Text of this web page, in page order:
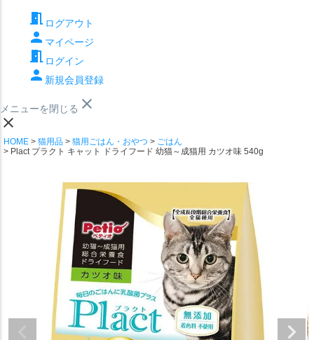
meeting_room ログアウト
person マイページ
meeting_room ログイン
person 新規会員登録
メニューを閉じる close
close
HOME 猫用品 猫用ごはん・おやつ
ごはん
Plact プラクト キャット ドライフード 幼猫～成猫用 カツオ味 540g